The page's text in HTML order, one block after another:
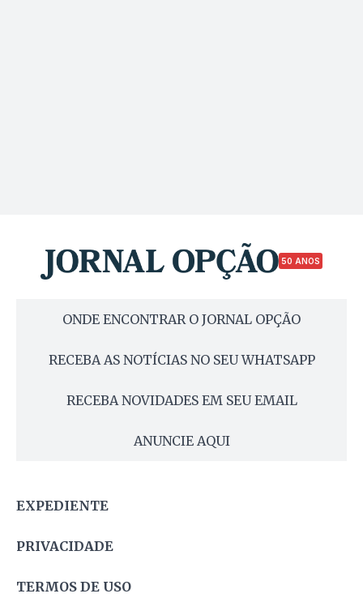
50 ANOS
ONDE ENCONTRAR O JORNAL OPÇÃO
RECEBA AS NOTÍCIAS NO SEU WHATSAPP
RECEBA NOVIDADES EM SEU EMAIL
ANUNCIE AQUI
EXPEDIENTE
PRIVACIDADE
TERMOS DE USO